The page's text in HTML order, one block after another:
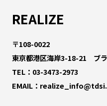
REALIZE
〒108-0022
東京都港区海岸3-18-21 ブ
TEL： 03-3473-2973
EMAIL：